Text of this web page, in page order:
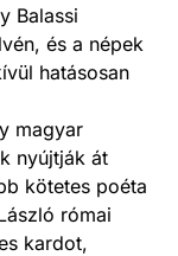
Balassi
és a népek
hatásosan
magyar
nyújtják át
kötetes poéta
római
kardot,